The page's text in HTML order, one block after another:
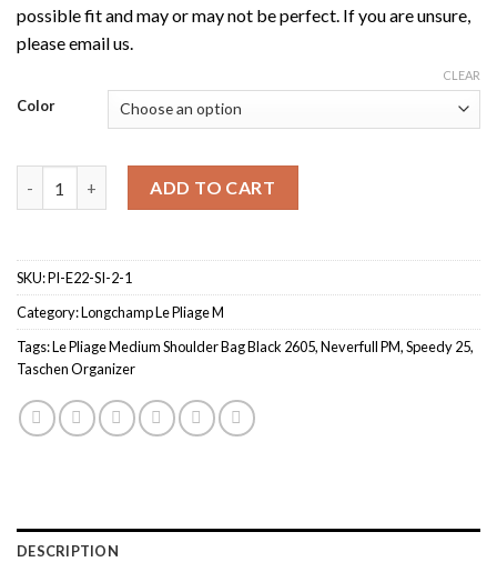
possible fit and may or may not be perfect. If you are unsure,
please email us.
Color
CLEAR
ADD TO CART
SKU:PI-E22-SI-2-1
Category:Longchamp Le Pliage M
Tags:Le Pliage Medium Shoulder Bag Black 2605,Neverfull PM,Speedy 25,
Taschen Organizer
DESCRIPTION